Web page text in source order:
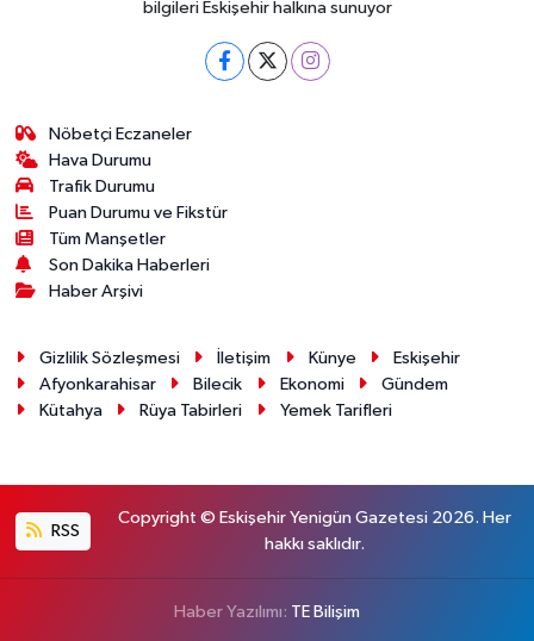
bilgileri Eskişehir halkına sunuyor
Nöbetçi Eczaneler
Hava Durumu
Trafik Durumu
Puan Durumu ve Fikstür
Tüm Manşetler
Son Dakika Haberleri
Haber Arşivi
Gizlilik Sözleşmesi İletişim Künye
Eskişehir
Afyonkarahisar
Bilecik Ekonomi
Gündem
Kütahya
Rüya Tabirleri Yemek Tarifleri
RSS
Copyright © Eskişehir Yenigün Gazetesi 2026. Her
hakkı saklıdır.
Haber Yazılımı: TE Bilişim